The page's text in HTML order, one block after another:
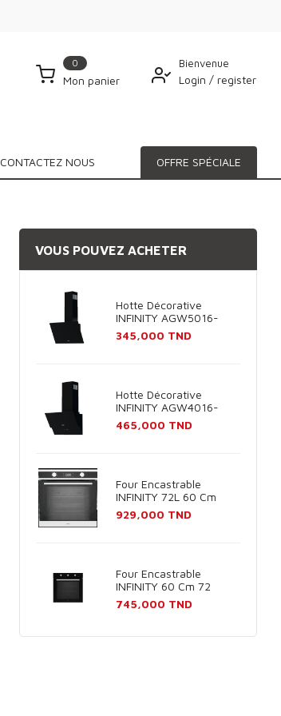
0
Mon panier
Bienvenue
Login/ register
CONTACTEZ NOUS OFFRE SPÉCIALE
VOUS POUVEZ ACHETER
Hotte Décorative
INFINITY AGW5016-
60B 60cm - Noir
Prix
345,000 TND
Hotte Décorative
INFINITY AGW4016-
60B 60cm - Noir
Prix
465,000 TND
Four Encastrable
INFINITY 72L 60 Cm
Inox
Prix
929,000 TND
Four Encastrable
INFINITY 60 Cm 72
Litres Noir
Prix
745,000 TND